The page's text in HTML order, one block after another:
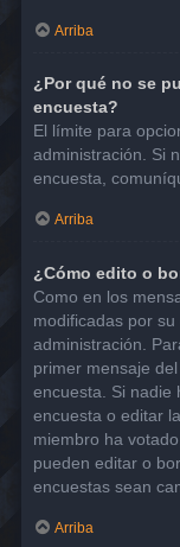
Arriba
¿Por qué no se
encuesta?
El límite para
administración. Si
encuesta,
Arriba
¿Cómo edito o
Como en los
modificadas por
administración.
primer mensaje
encuesta. Si nadie
encuesta o editar
miembro ha
pueden editar o
encuestas sean
Arriba